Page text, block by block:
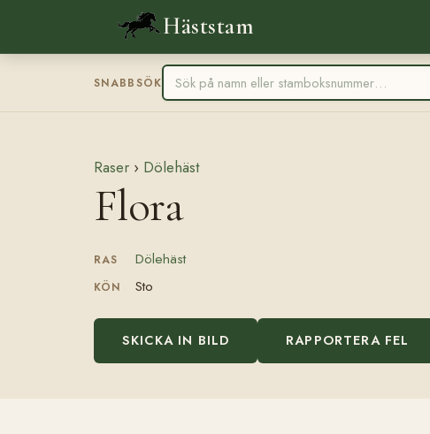
Häststam
SNABBSÖK
Raser › Dölehäst
Flora
RAS Dölehäst
KÖN Sto
SKICKA IN BILD RAPPORTERA FEL